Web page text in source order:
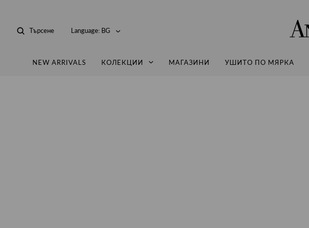
Търсене Language: BG
NEW ARRIVALS КОЛЕКЦИИ МАГАЗИНИ УШИТО ПО МЯРКА